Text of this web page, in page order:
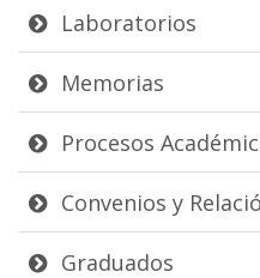
Laboratorios
Memorias
Procesos
Convenios y
Graduados